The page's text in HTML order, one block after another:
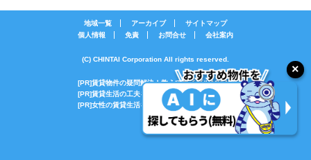
地域一覧 アーカイブ
サイトマップ
個人情報
免責 お問合せ 会社案内
(C) CHINTAI Corporation All rights reserved.
[PR]賃貸物件の疑問解決！教えてエイブルAGENT
[PR]賃貸生活の工夫を紹介！CHINTAI情報局
[PR]女性の賃貸生活を応援！Woman.CHINTAI